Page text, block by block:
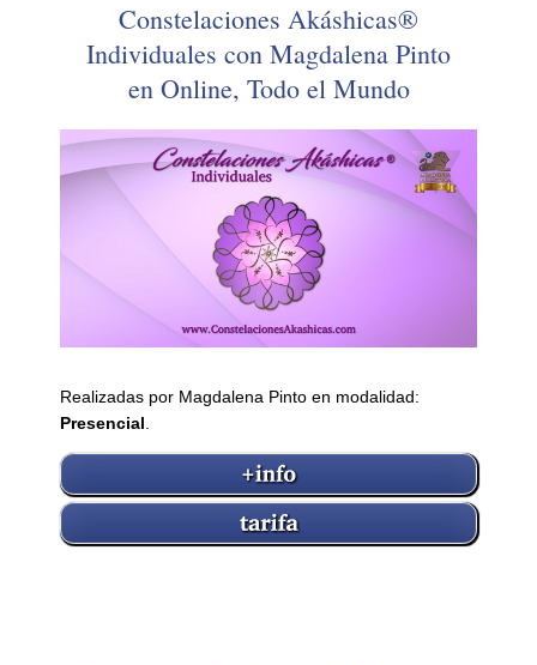
Constelaciones Akáshicas®
Individuales con Magdalena Pinto
en Online, Todo el Mundo
Realizadas por Magdalena Pinto en modalidad:
Presencial.